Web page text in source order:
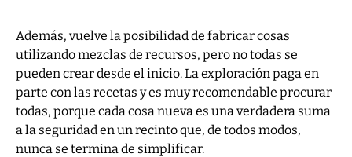
Además, vuelve la posibilidad de fabricar cosas
utilizando mezclas de recursos, pero no todas se
pueden crear desde el inicio. La exploración paga en
parte con las recetas y es muy recomendable procurar
todas, porque cada cosa nueva es una verdadera suma
a la seguridad en un recinto que, de todos modos,
nunca se termina de simplificar.